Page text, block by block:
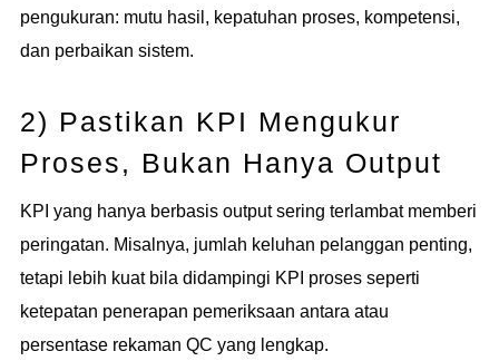
pengukuran: mutu hasil, kepatuhan proses, kompetensi,
dan perbaikan sistem.
2) Pastikan KPI Mengukur
Proses, Bukan Hanya Output
KPI yang hanya berbasis output sering terlambat memberi
peringatan. Misalnya, jumlah keluhan pelanggan penting,
tetapi lebih kuat bila didampingi KPI proses seperti
ketepatan penerapan pemeriksaan antara atau
persentase rekaman QC yang lengkap.